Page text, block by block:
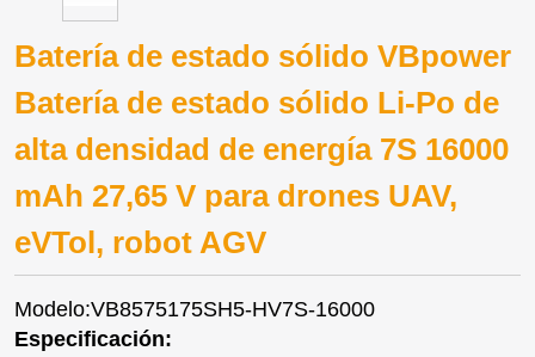
Batería de estado sólido VBpower
Batería de estado sólido Li-Po de
alta densidad de energía 7S 16000
mAh 27,65 V para drones UAV,
eVTol, robot AGV
Modelo:VB8575175SH5-HV7S-16000
Especificación: